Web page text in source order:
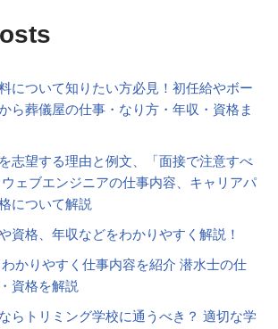
について知りたい方必見！初任給やボー
ら葬儀屋の仕事・なり方・年収・資格ま
志望する理由と例文、「面接で注意すべ
ェブエンジニアの仕事内容、キャリアパ
について解説
資格、年収などをわかりやすく解説！
かりやすく仕事内容を紹介 潜水士の仕
資格を解説
らトリミング学校に通うべき？ 適切な学